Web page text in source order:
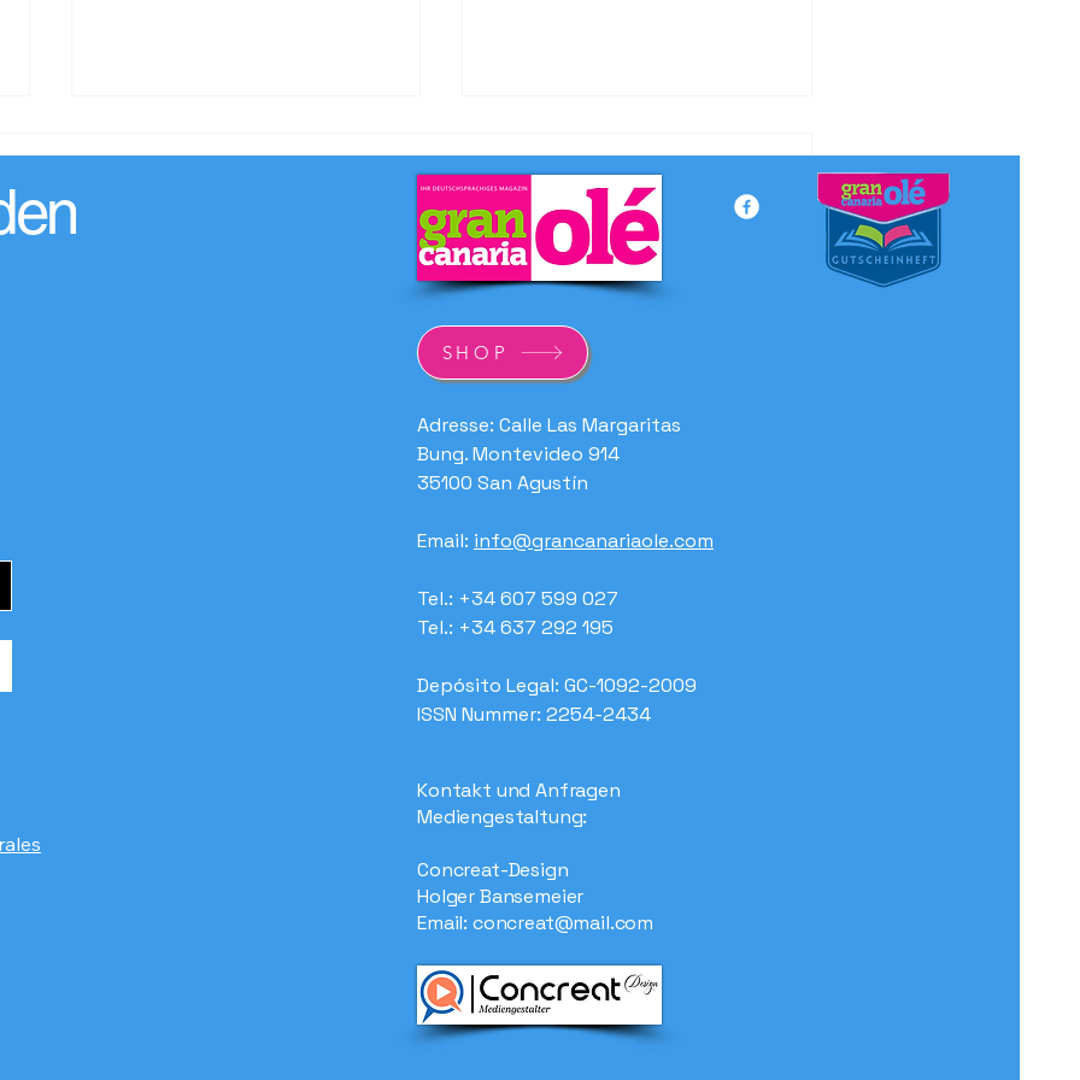
Beschwörung des
Regengottes
SHOP
Adresse: Calle Las Margaritas
Bung. Montevideo 914
35100 San Agustín
Email: info@grancanariaole.com
Tel.: +34 607 599 027
Tel.: +34 637 292 195
Depósito Legal: GC-1092-2009
ISSN Nummer: 2254-2434
Kontakt und Anfragen
Mediengestaltung:
Concreat-Design
Holger Bansemeier
Email: concreat@mail.com